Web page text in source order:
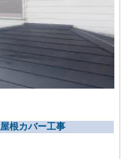
屋根カバー工事